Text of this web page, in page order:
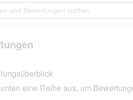
Dog
navigierst
du
eine Reihe aus, um